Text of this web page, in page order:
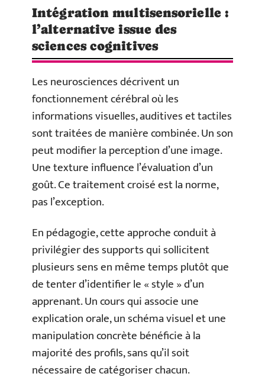
Intégration multisensorielle :
l’alternative issue des
sciences cognitives
Les neurosciences décrivent un
fonctionnement cérébral où les
informations visuelles, auditives et tactiles
sont traitées de manière combinée. Un son
peut modifier la perception d’une image.
Une texture influence l’évaluation d’un
goût. Ce traitement croisé est la norme,
pas l’exception.
En pédagogie, cette approche conduit à
privilégier des supports qui sollicitent
plusieurs sens en même temps plutôt que
de tenter d’identifier le « style » d’un
apprenant. Un cours qui associe une
explication orale, un schéma visuel et une
manipulation concrète bénéficie à la
majorité des profils, sans qu’il soit
nécessaire de catégoriser chacun.